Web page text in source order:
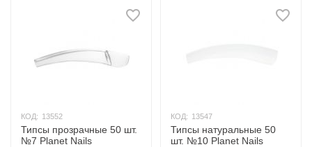
КОД: 13552
Типсы прозрачные 50 шт.
№7 Planet Nails
КОД: 13547
Типсы натуральные 50
шт. №10 Planet Nails